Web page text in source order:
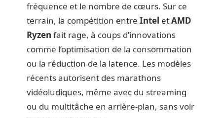
fréquence et le nombre de cœurs. Sur ce
terrain, la compétition entre Intel etAMD
Ryzen fait rage, à coups d’innovations
comme l’optimisation de la consommation
ou la réduction de la latence. Les modèles
récents autorisent des marathons
vidéoludiques, même avec du streaming
ou du multitâche en arrière-plan, sans voir